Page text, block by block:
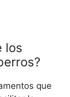
los
que